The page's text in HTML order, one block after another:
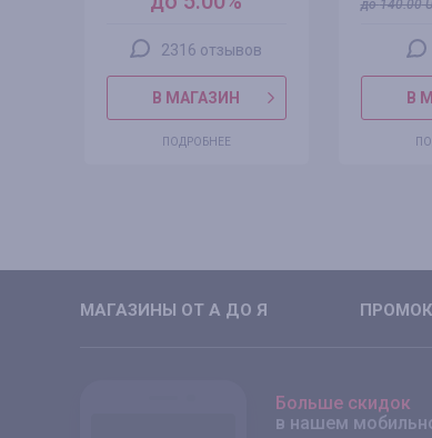
2316 отзывов
В МАГАЗИН
ПОДРОБНЕЕ
до140.00
В
МАГАЗИНЫ ОТ А ДО Я
Больше скидок
в нашем